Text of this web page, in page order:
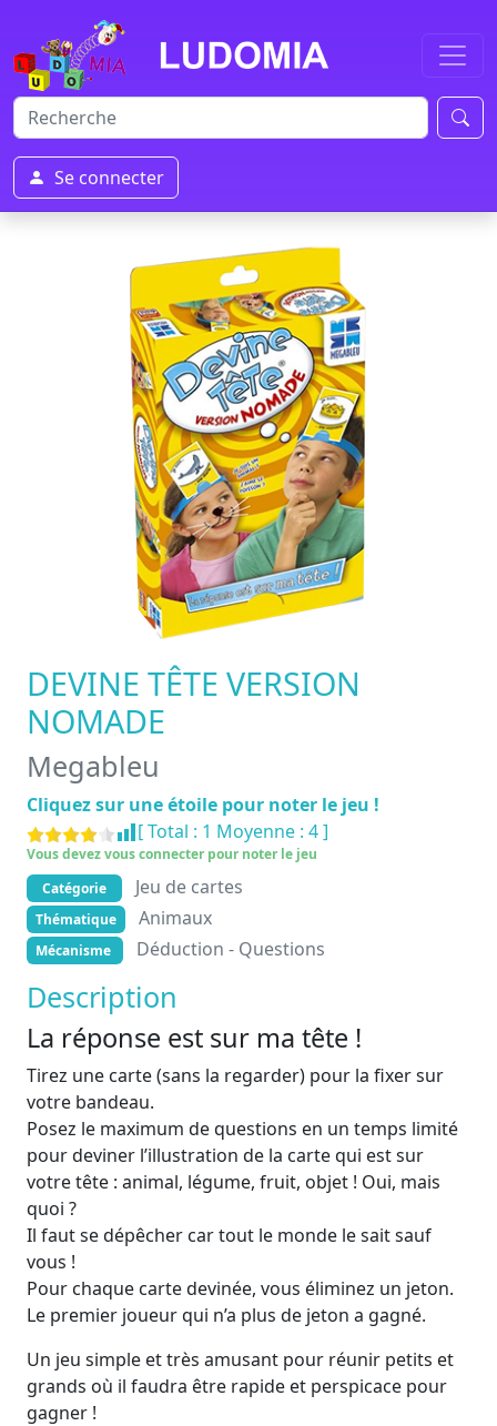
Se connecter
DEVINE TÊTE VERSION
NOMADE
Megableu
Cliquez sur une étoile pour noter le jeu !
[ Total : 1 Moyenne : 4]
Vous devez vous connecter pour noter le jeu
Catégorie
Jeu de cartes
Thématique Animaux
Mécanisme Déduction - Questions
Description
La réponse est sur ma tête !
Tirez une carte (sans la regarder) pour la fixer sur
votre bandeau.
Posez le maximum de questions en un temps limité
pour deviner l’illustration de la carte qui est sur
votre tête : animal, légume, fruit, objet ! Oui, mais
quoi ?
Il faut se dépêcher car tout le monde le sait sauf
vous !
Pour chaque carte devinée, vous éliminez un jeton.
Le premier joueur qui n’a plus de jeton a gagné.
Un jeu simple et très amusant pour réunir petits et
grands où il faudra être rapide et perspicace pour
gagner !